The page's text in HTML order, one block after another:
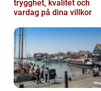
trygghet, kvalitet och
vardag på dina villkor